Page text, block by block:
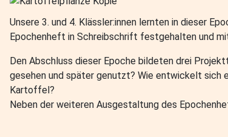
Unsere 3. und 4. Klässler:innen lernten in dieser
Epochenheft in Schreibschrift festgehalten und
Den Abschluss dieser Epoche bildeten drei
gesehen und später genutzt? Wie entwickelt sich
Kartoffel?
Neben der weiteren Ausgestaltung des